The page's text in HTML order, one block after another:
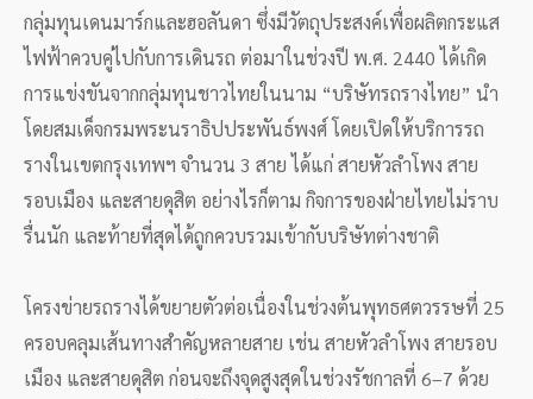
กลุ่มทุนเดนมาร์กและฮอลันดา ซึ่งมีวัตถุประสงค์เพื่อผลิตกระแส
ไฟฟ้าควบคู่ไปกับการเดินรถ ต่อมาในช่วงปี พ.ศ. 2440 ได้เกิด
การแข่งขันจากกลุ่มทุนชาวไทยในนาม “บริษัทรถรางไทย” นำ
โดยสมเด็จกรมพระนราธิปประพันธ์พงศ์ โดยเปิดให้บริการรถ
รางในเขตกรุงเทพฯ จำนวน 3 สาย ได้แก่ สายหัวลำโพง สาย
รอบเมือง และสายดุสิต อย่างไรก็ตาม กิจการของฝ่ายไทยไม่ราบ
รื่นนัก และท้ายที่สุดได้ถูกควบรวมเข้ากับบริษัทต่างชาติ
โครงข่ายรถรางได้ขยายตัวต่อเนื่องในช่วงต้นพุทธศตวรรษที่ 25
ครอบคลุมเส้นทางสำคัญหลายสาย เช่น สายหัวลำโพง สายรอบ
เมือง และสายดุสิต ก่อนจะถึงจุดสูงสุดในช่วงรัชกาลที่ 6–7 ด้วย